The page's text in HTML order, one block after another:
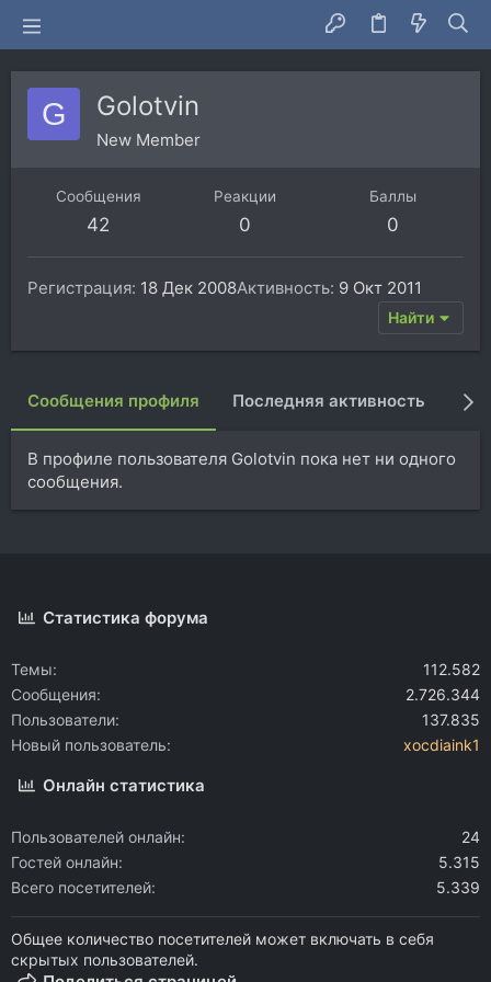
G Golotvin
New Member
Сообщения
42
Реакции
0
Баллы
0
Регистрация 18 Дек 2008Активность 9 Окт 2011
Найти
Сообщения профиля Последняя активность
В профиле пользователя Golotvin пока нет ни одного
сообщения.
Статистика форума
Темы
112.582
Сообщения
2.726.344
Пользователи
137.835
Новый пользователь
xocdiaink1
Онлайн статистика
Пользователей онлайн
24
Гостей онлайн
5.315
Всего посетителей
5.339
Общее количество посетителей может включать в себя
скрытых пользователей.